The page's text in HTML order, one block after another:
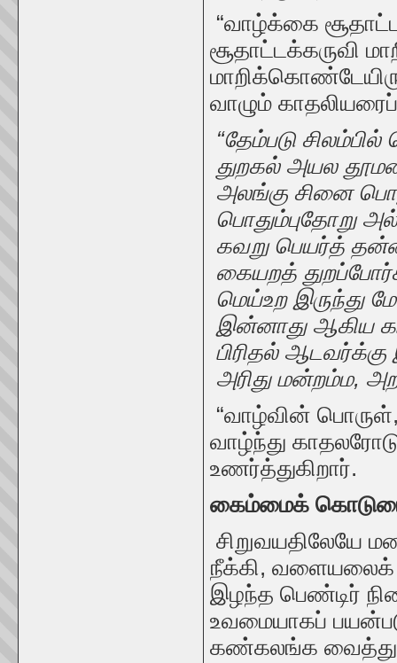
“வாழ்க்கை
சூதாட்டக்கருவி
வாழும்
“தேம்படு
துறகல் அயல
அலங்கு சினை
பொதும்புதோறு
கவறு பெயர்த்
கையறத்
மெய்உற இருந்து
இன்னாது ஆகிய
பிரிதல்
அரிது மன்றம்ம,
“வாழ்வின்
வாழ்ந்து
உணர்த்துகிறார்.
கைம்மைக்
சிறுவயதிலேயே
நீக்கி,
இழந்த பெண்டிர்
உவமையாகப்
கண்கலங்க